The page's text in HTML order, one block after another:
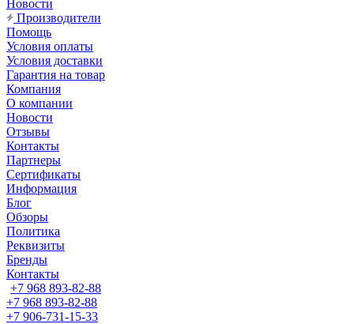
Новости
Производители
Помощь
Условия оплаты
Условия доставки
Гарантия на товар
Компания
О компании
Новости
Отзывы
Контакты
Партнеры
Сертификаты
Информация
Блог
Обзоры
Политика
Реквизиты
Бренды
Контакты
+7 968 893-82-88
+7 968 893-82-88
+7 906-731-15-33